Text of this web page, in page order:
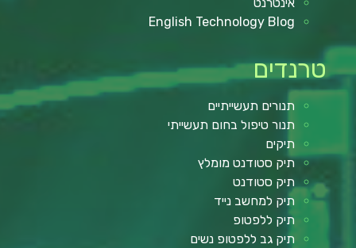
אינטרנט
English Technology Blog
טרנדים
תנורים תעשייתיים
תנור טיפול בחום תעשייתי
תיקים
תיק סטודנט מומלץ
תיק סטודנט
תיק למחשב נייד
תיק ללפטופ
תיק גב ללפטופ נשים